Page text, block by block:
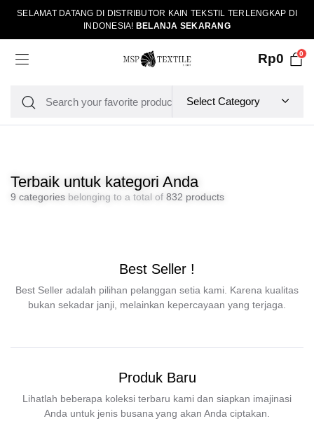
SELAMAT DATANG DI DISTRIBUTOR KAIN TEKSTIL TERLENGKAP DI
INDONESIA! BELANJA SEKARANG
Rp0 0
Terbaik untuk kategori Anda
9 categoriesbelonging to a total of 832 products
Best Seller !
Best Seller adalah pilihan pelanggan setia kami. Karena kualitas
bukan sekadar janji, melainkan kepercayaan yang terjaga.
Produk Baru
Lihatlah beberapa koleksi terbaru kami dan siapkan imajinasi
Anda untuk jenis busana yang akan Anda ciptakan.